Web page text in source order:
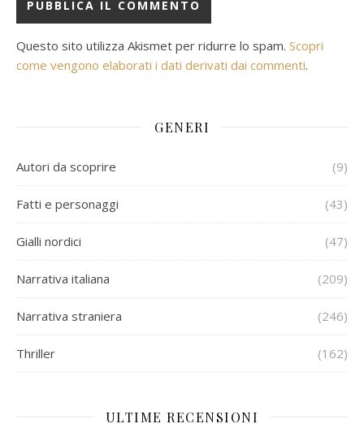
Questo sito utilizza Akismet per ridurre lo spam. Scopri
come vengono elaborati i dati derivati dai commenti.
GENERI
Autori da scoprire (9)
Fatti e personaggi (43)
Gialli nordici (47)
Narrativa italiana (209)
Narrativa straniera (246)
Thriller (162)
ULTIME RECENSIONI